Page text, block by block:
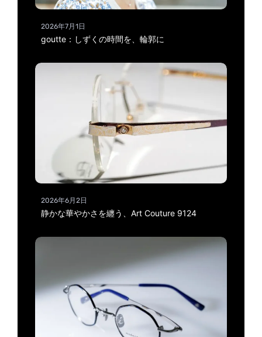
2026年7月1日
goutte：しずくの時間を、輪郭に
2026年6月2日
静かな華やかさを纏う、Art Couture 9124